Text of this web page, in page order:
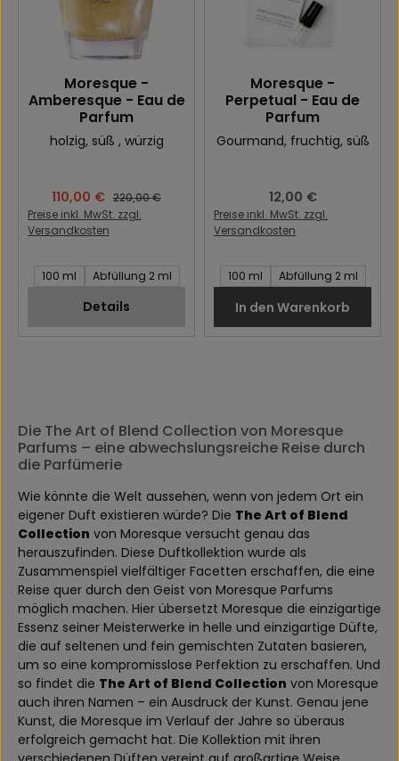
Moresque -
Amberesque - Eau de
Parfum
holzig, süß , würzig
Verkaufspreis:
110,00 € Regulärer Preis:
220,00 €
Preise inkl. MwSt. zzgl.
Versandkosten
Inhalt des Artikel:
100 ml Abfüllung 2 ml
Details
Moresque -
Perpetual - Eau de
Parfum
Gourmand, fruchtig, süß
Regulärer Preis:
12,00 €
Preise inkl. MwSt. zzgl.
Versandkosten
Inhalt des Artikel:
100 ml Abfüllung 2 ml
In den Warenkorb
Die The Art of Blend Collection von Moresque
Parfums – eine abwechslungsreiche Reise durch
die Parfümerie
Wie könnte die Welt aussehen, wenn von jedem Ort ein
eigener Duft existieren würde? Die The Art of Blend
Collection von Moresque versucht genau das
herauszufinden. Diese Duftkollektion wurde als
Zusammenspiel vielfältiger Facetten erschaffen, die eine
Reise quer durch den Geist von Moresque Parfums
möglich machen. Hier übersetzt Moresque die einzigartige
Essenz seiner Meisterwerke in helle und einzigartige Düfte,
die auf seltenen und fein gemischten Zutaten basieren,
um so eine kompromisslose Perfektion zu erschaffen. Und
so findet die The Art of Blend Collection von Moresque
auch ihren Namen – ein Ausdruck der Kunst. Genau jene
Kunst, die Moresque im Verlauf der Jahre so überaus
erfolgreich gemacht hat. Die Kollektion mit ihren